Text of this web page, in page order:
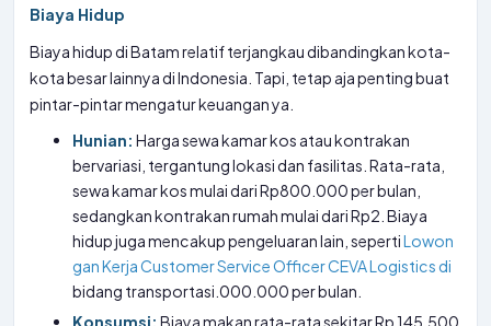
Biaya Hidup
Biaya hidup di Batam relatif terjangkau dibandingkan kota-
kota besar lainnya di Indonesia. Tapi, tetap aja penting buat
pintar-pintar mengatur keuangan ya.
Hunian: Harga sewa kamar kos atau kontrakan
bervariasi, tergantung lokasi dan fasilitas. Rata-rata,
sewa kamar kos mulai dari Rp800.000 per bulan,
sedangkan kontrakan rumah mulai dari Rp2. Biaya
hidup juga mencakup pengeluaran lain, sepertiLowon
gan Kerja Customer Service Officer CEVA Logistics di
bidang transportasi.000.000 per bulan.
Konsumsi: Biaya makan rata-rata sekitar Rp 145.500